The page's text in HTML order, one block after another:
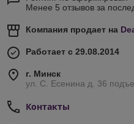
Менее 5 отзывов за
Компания продает на
Работает с 29.08.2014
г. Минск
ул. С. Есенина д. 36
Контакты